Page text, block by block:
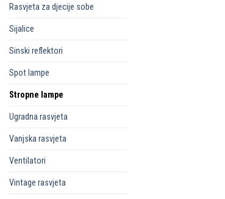
Rasvjeta za djecije sobe
Sijalice
Sinski reflektori
Spot lampe
Stropne lampe
Ugradna rasvjeta
Vanjska rasvjeta
Ventilatori
Vintage rasvjeta